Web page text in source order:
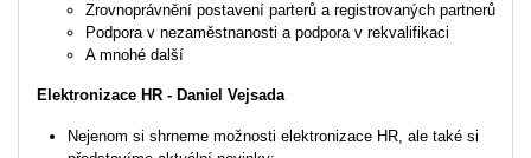
Zrovnoprávnění postavení parterů a registrovaných partnerů
Podpora v nezaměstnanosti a podpora v rekvalifikaci
A mnohé další
Elektronizace HR - Daniel Vejsada
Nejenom si shrneme možnosti elektronizace HR, ale také si